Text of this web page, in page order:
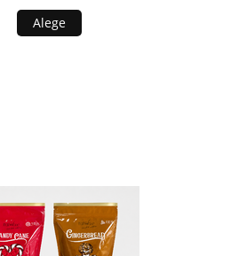
Alege